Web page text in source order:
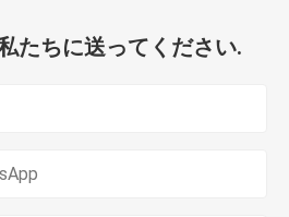
たちに送ってください.